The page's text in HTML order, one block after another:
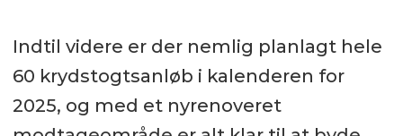
Indtil videre er der nemlig planlagt hele
60 krydstogtsanløb i kalenderen for
2025, og med et nyrenoveret